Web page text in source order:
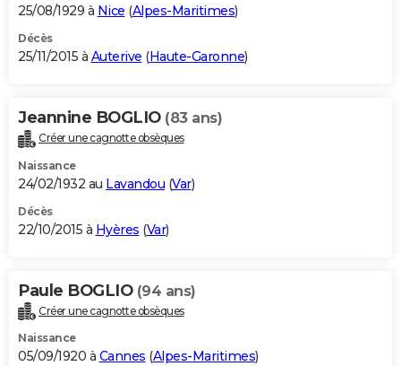
25/08/1929 à Nice (Alpes-Maritimes)
Décès
25/11/2015 à Auterive (Haute-Garonne)
Jeannine BOGLIO (83 ans)
Créer une cagnotte obsèques
Naissance
24/02/1932 au Lavandou (Var)
Décès
22/10/2015 à Hyères (Var)
Paule BOGLIO (94 ans)
Créer une cagnotte obsèques
Naissance
05/09/1920 à Cannes (Alpes-Maritimes)